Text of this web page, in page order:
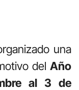
una
delAño
al 3 de